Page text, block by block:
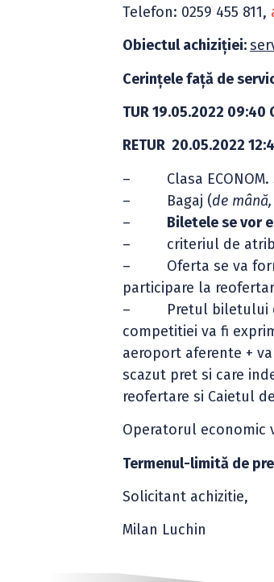
Telefon: 0259 455 811,
Obiectul achiziției:
Cerințele față de
TUR 19.05.2022
RETUR 20.05.2022
– Clasa ECONOM.
– Bagaj (de
– Biletele se vor
– criteriul de
– Oferta se va
participare la
– Pretul biletului de
competitiei va fi
aeroport aferente +
scazut pret si care
reofertare si Caietul
Operatorul economic
Termenul-limită de
Solicitant achizitie,
Milan Luchin